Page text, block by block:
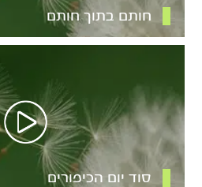
חותם בתוך חותם
סוד יום הכיפורים